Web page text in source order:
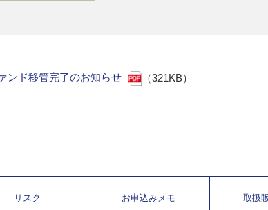
ンド移管完了のお知らせ （321KB）
リスク お申込みメモ 取扱